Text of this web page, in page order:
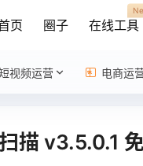
页 圈子 在线工具
视频运营 电商运
描 v3.5.0.1